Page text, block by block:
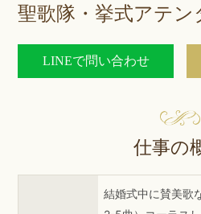
聖歌隊・挙式アテン
LINEで問い合わせ
仕事の
結婚式中に賛美歌